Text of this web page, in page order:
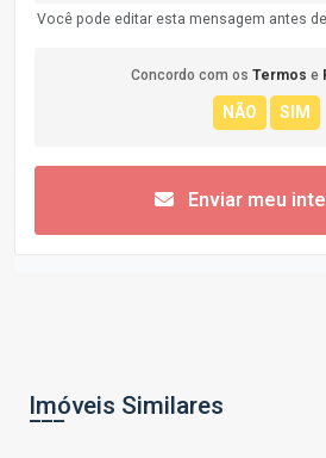
Você pode editar esta mensagem antes de
Concordo com os Termos e
Enviar meu
Imóveis Similares